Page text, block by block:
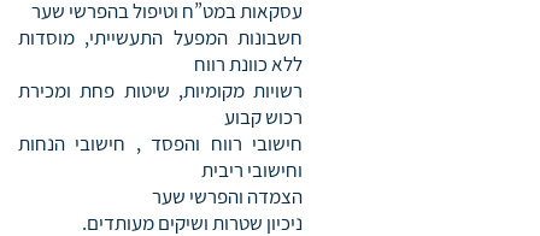
עסקאות במט”ח וטיפול בהפרשי שער
חשבונות המפעל התעשייתי, מוסדות
ללא כוונת רווח
רשויות מקומיות, שיטות פחת ומכירת
רכוש קבוע
חישובי רווח והפסד , חישובי הנחות
וחישובי ריבית
הצמדה והפרשי שער
ניכיון שטרות ושיקים מעותדים.